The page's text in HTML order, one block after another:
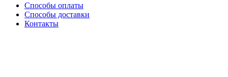
Если Вы планируете впервые разместить решение для печати этикеток
штрихкода, или Вам необходимы новые принтеры на замену
Способы оплаты
Способы доставки
Контакты